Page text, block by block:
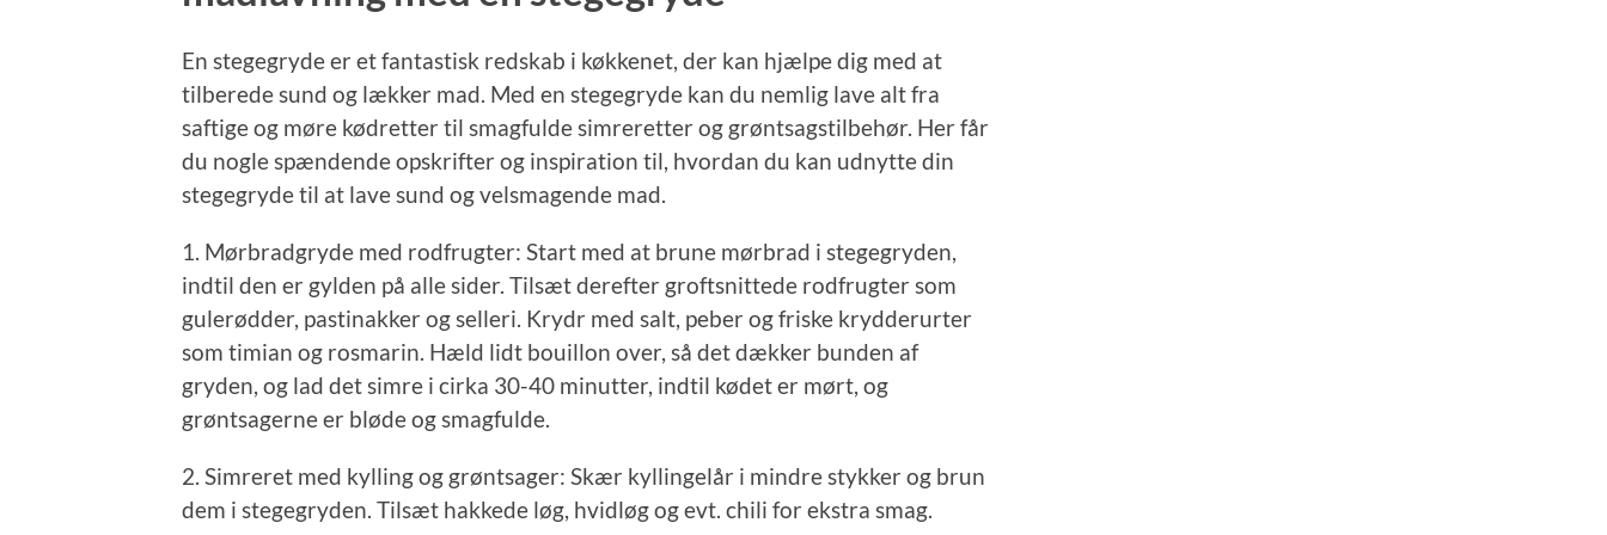
En stegegryde er et fantastisk redskab i køkkenet, der kan hjælpe dig med at
tilberede sund og lækker mad. Med en stegegryde kan du nemlig lave alt fra
saftige og møre kødretter til smagfulde simreretter og grøntsagstilbehør. Her får
du nogle spændende opskrifter og inspiration til, hvordan du kan udnytte din
stegegryde til at lave sund og velsmagende mad.
1. Mørbradgryde med rodfrugter: Start med at brune mørbrad i stegegryden,
indtil den er gylden på alle sider. Tilsæt derefter groftsnittede rodfrugter som
gulerødder, pastinakker og selleri. Krydr med salt, peber og friske krydderurter
som timian og rosmarin. Hæld lidt bouillon over, så det dækker bunden af
gryden, og lad det simre i cirka 30-40 minutter, indtil kødet er mørt, og
grøntsagerne er bløde og smagfulde.
2. Simreret med kylling og grøntsager: Skær kyllingelår i mindre stykker og brun
dem i stegegryden. Tilsæt hakkede løg, hvidløg og evt. chili for ekstra smag.